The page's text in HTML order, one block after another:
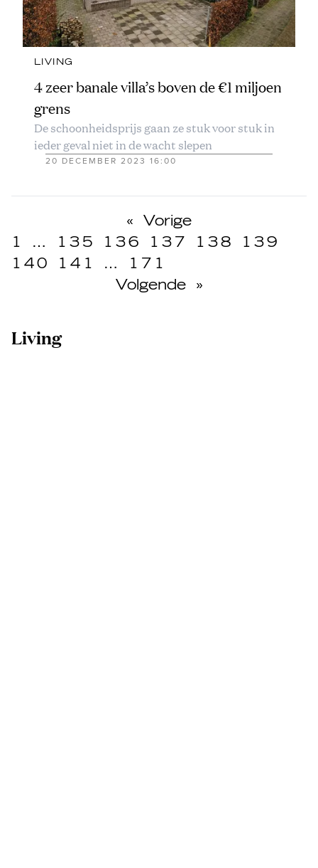
LIVING
4 zeer banale villa’s boven de €1 miljoen
grens
De schoonheidsprijs gaan ze stuk voor stuk in
ieder geval niet in de wacht slepen
20 DECEMBER 2023 16:00
«
Vorige
1
… 135 136 137 138
139
140
141 …
171
Volgende
»
Living